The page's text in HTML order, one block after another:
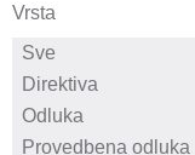
Vrsta